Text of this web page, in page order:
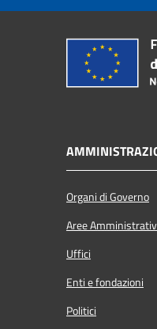
Organi di Governo
Aree
Uffici
Enti e fondazioni
Politici